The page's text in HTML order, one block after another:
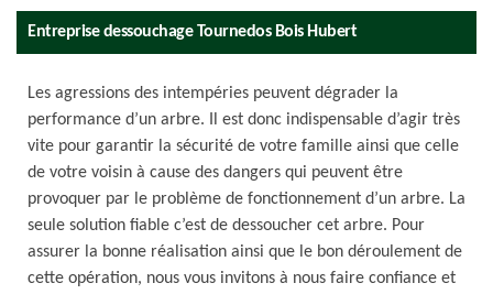
Entreprise dessouchage Tournedos Bois Hubert
Les agressions des intempéries peuvent dégrader la
performance d’un arbre. Il est donc indispensable d’agir très
vite pour garantir la sécurité de votre famille ainsi que celle
de votre voisin à cause des dangers qui peuvent être
provoquer par le problème de fonctionnement d’un arbre. La
seule solution fiable c’est de dessoucher cet arbre. Pour
assurer la bonne réalisation ainsi que le bon déroulement de
cette opération, nous vous invitons à nous faire confiance et